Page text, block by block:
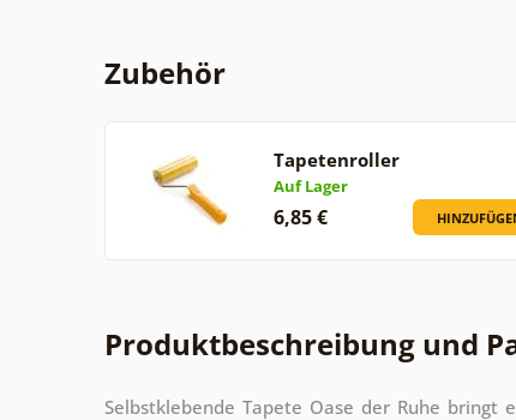
Zubehör
Tapetenroller
Auf Lager
6,85 €
Produktbeschreibung und
Selbstklebende Tapete Oase der Ruhe